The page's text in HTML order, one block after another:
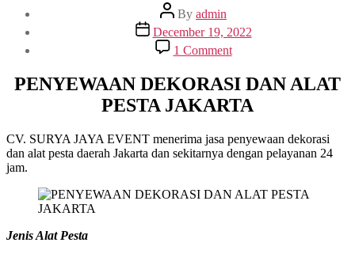
Post
author
By admin
Post
date
December 19, 2022
1 Commenton
PENYEWAAN
DAN
ALAT
PENYEWAAN DEKORASI DAN ALAT
PESTA JAKARTA
CV. SURYA JAYA EVENT menerima jasa penyewaan dekorasi
dan alat pesta daerah Jakarta dan sekitarnya dengan pelayanan 24
jam.
Jenis Alat Pesta